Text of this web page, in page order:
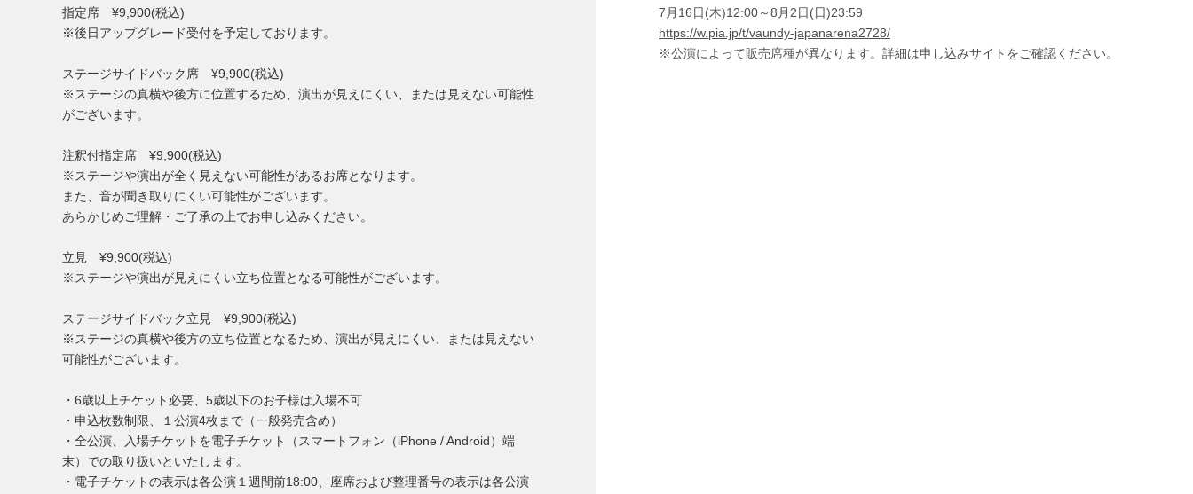
指定席 ¥9,900(税込)
※後日アップグレード受付を予定しております。
ステージサイドバック席 ¥9,900(税込)
※ステージの真横や後方に位置するため、演出が見えにくい、または見えない可能性
がございます。
注釈付指定席 ¥9,900(税込)
※ステージや演出が全く⾒えない可能性があるお席となります。
また、音が聞き取りにくい可能性がございます。
あらかじめご理解・ご了承の上でお申し込みください。
立見 ¥9,900(税込)
※ステージや演出が⾒えにくい⽴ち位置となる可能性がございます。
ステージサイドバック立見 ¥9,900(税込)
※ステージの真横や後⽅の⽴ち位置となるため、演出が⾒えにくい、または⾒えない
可能性がございます。
・6歳以上チケット必要、5歳以下のお⼦様は⼊場不可
・申込枚数制限、１公演4枚まで（⼀般発売含め）
・全公演、⼊場チケットを電⼦チケット（スマートフォン（iPhone / Android）端
末）での取り扱いといたします。
・電⼦チケットの表⽰は各公演１週間前18:00、座席および整理番号の表⽰は各公演
7月16日(木)12:00～8月2日(日)23:59
https://w.pia.jp/t/vaundy-japanarena2728/
※公演によって販売席種が異なります。詳細は申し込みサイトをご確認ください。